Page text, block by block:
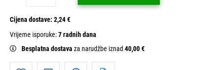
Cijena dostave: 2,24 €
Vrijeme isporuke:7 radnih dana
Besplatna dostava za narudžbe iznad 40,00 €